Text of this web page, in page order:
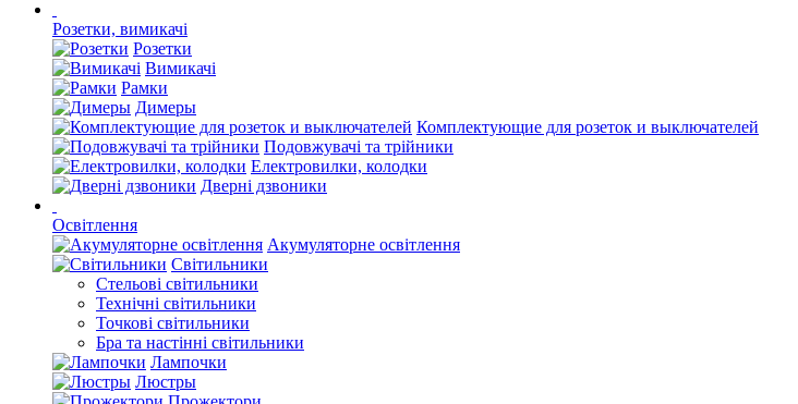
Розетки, вимикачі
Розетки
Вимикачі
Рамки
Димеры
Комплектующие для розеток и выключателей
Подовжувачі та трійники
Електровилки, колодки
Дверні дзвоники
Освітлення
Акумуляторне освітлення
Світильники
Стельові світильники
Технічні світильники
Точкові світильники
Бра та настінні світильники
Лампочки
Люстры